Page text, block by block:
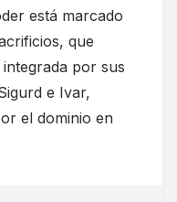
está marcado
que
por sus
e Ivar,
el dominio en